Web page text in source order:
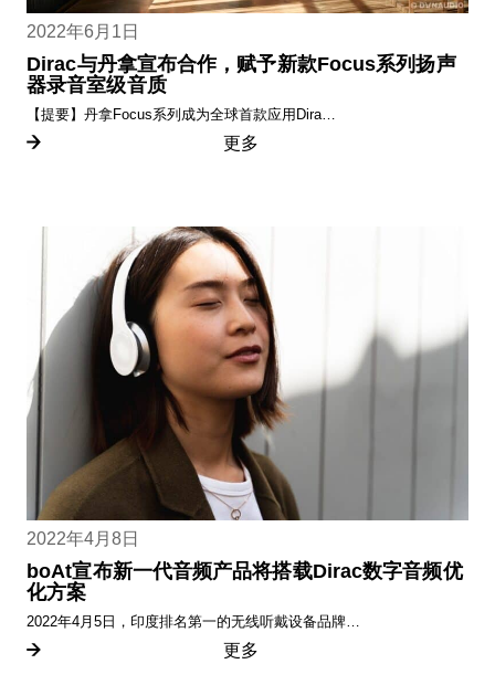
2022年6月1日
Dirac与丹拿宣布合作，赋予新款Focus系列扬声
器录音室级音质
【提要】丹拿Focus系列成为全球首款应用Dira…
更多
2022年4月8日
boAt宣布新一代音频产品将搭载Dirac数字音频优
化方案
2022年4月5日，印度排名第一的无线听戴设备品牌…
更多